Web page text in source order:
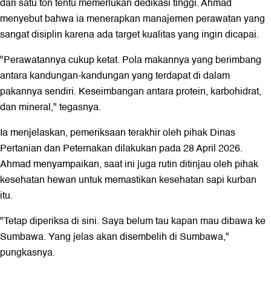
menyebut bahwa ia menerapkan manajemen perawatan yang
sangat disiplin karena ada target kualitas yang ingin dicapai.
"Perawatannya cukup ketat. Pola makannya yang berimbang
antara kandungan-kandungan yang terdapat di dalam
pakannya sendiri. Keseimbangan antara protein, karbohidrat,
dan mineral," tegasnya.
Ia menjelaskan, pemeriksaan terakhir oleh pihak Dinas
Pertanian dan Peternakan dilakukan pada 28 April 2026.
Ahmad menyampaikan, saat ini juga rutin ditinjau oleh pihak
kesehatan hewan untuk memastikan kesehatan sapi kurban
itu.
"Tetap diperiksa di sini. Saya belum tau kapan mau dibawa ke
Sumbawa. Yang jelas akan disembelih di Sumbawa,"
pungkasnya.